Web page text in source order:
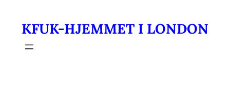
content
KFUK-HJEMMET I LONDON